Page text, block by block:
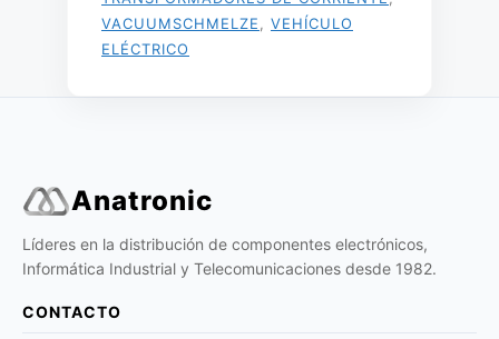
VACUUMSCHMELZE
VEHÍCULO
ELÉCTRICO
Anatronic
Líderes en la distribución de componentes electrónicos,
Informática Industrial y Telecomunicaciones desde 1982.
CONTACTO